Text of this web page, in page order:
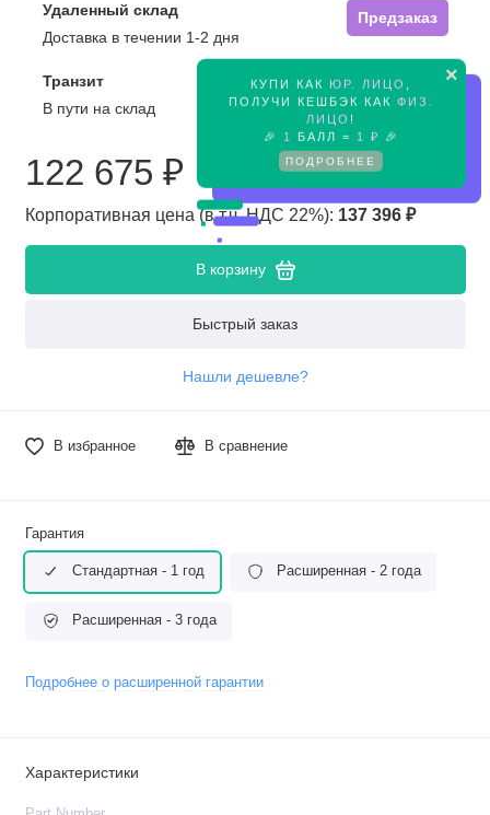
×
КУПИ КАК ЮР. ЛИЦО
ПОЛУЧИ КЕШБЭК КАК ФИЗ.
ЛИЦО !
🎉
1 БАЛЛ = 1 ₽ 🎉
ПОДРОБНЕЕ
Удаленный склад
Предзаказ
Доставка в течении 1-2 дня
Транзит
Предзаказ
В пути на склад
122 675 ₽
Корпоративная цена (в т.ч. НДС 22%): 137 396 ₽
В корзину
Быстрый заказ
Нашли дешевле?
В избранное В сравнение
Гарантия
Стандартная - 1 год Расширенная - 2 года
Расширенная - 3 года
Подробнее о расширенной гарантии
Характеристики